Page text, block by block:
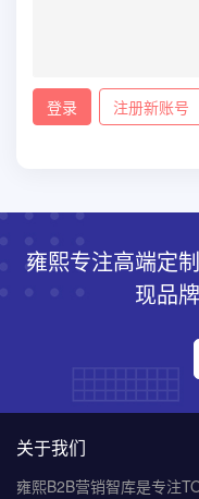
登录 注册新账号
雍熙专注高端定
现品
关于我们
雍熙B2B营销智库是专注